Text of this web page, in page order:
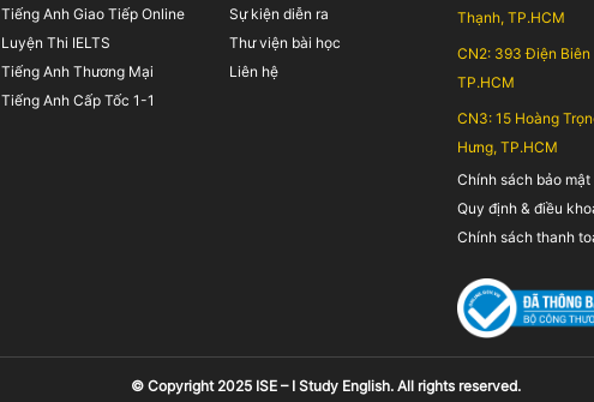
Tiếng Anh Giao Tiếp Online
Luyện Thi IELTS
Tiếng Anh Thương Mại
Tiếng Anh Cấp Tốc 1-1
Sự kiện diễn ra
Thư viện bài học
Liên hệ
Thạnh, TP.HCM
CN2: 393 Điện Biên
TP.HCM
CN3: 15 Hoàng
Hưng, TP.HCM
Chính sách bảo mật
Quy định & điều
Chính sách thanh
© Copyright 2025 ISE – I Study English. All rights reserved.